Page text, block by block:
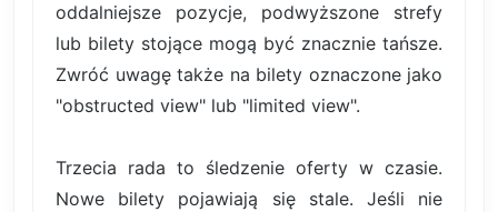
oddalniejsze pozycje, podwyższone strefy
lub bilety stojące mogą być znacznie tańsze.
Zwróć uwagę także na bilety oznaczone jako
"obstructed view" lub "limited view".
Trzecia rada to śledzenie oferty w czasie.
Nowe bilety pojawiają się stale. Jeśli nie